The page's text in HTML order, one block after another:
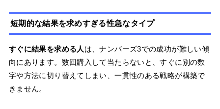
短期的な結果を求めすぎる性急なタイプ
すぐに結果を求める人 は、ナンバーズ3での成功が難しい傾
向にあります。数回購入して当たらないと、すぐに別の数
字や方法に切り替えてしまい、一貫性のある戦略が構築で
きません。